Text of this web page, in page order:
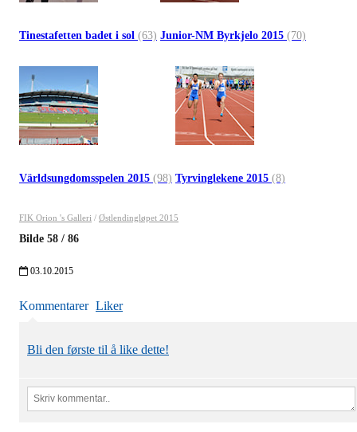
Tinestafetten badet i sol (63) Junior-NM Byrkjelo 2015 (70)
Världsungdomsspelen 2015 (98) Tyrvinglekene 2015 (8)
FIK Orion 's Galleri / Østlendingløpet 2015
Bilde 58 / 86
03.10.2015
Kommentarer Liker
Bli den første til å like dette!